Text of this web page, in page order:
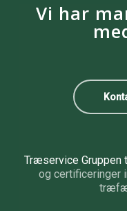
Vi har
Træservice
og certificeringer